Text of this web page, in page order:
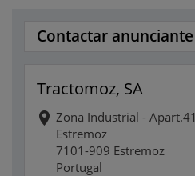
Contactar anunciante
Tractomoz, SA
Zona Industrial - Apart.41
Estremoz
7101-909 Estremoz
Portugal